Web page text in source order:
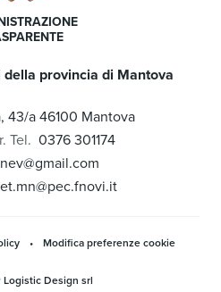
provincia di Mantova
43/a 46100 Mantova
Tel. 0376 301174
• Modifica preferenze cookie
Logistic Design srl